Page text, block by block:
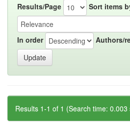
Results/Page Sort items
In order Authors/
Results 1-1 of 1 (Search time: 0.003